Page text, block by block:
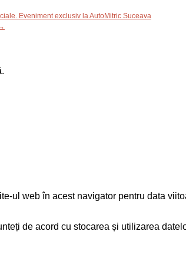
Eveniment exclusiv la AutoMitric Suceava
ul web în acest navigator pentru data
de acord cu stocarea și utilizarea